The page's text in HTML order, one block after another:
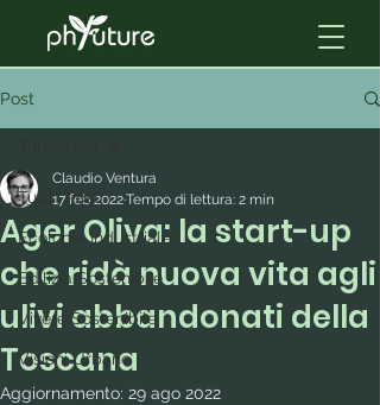
Post
Tutti i Post
Ecologia Industriale
Edilizia Sostenibile
Vivere Sostenibile
Visioni Urbane
Ager Oliva: la start-up
che ridà nuova vita agli
ulivi abbandonati della
Toscana
Claudio Ventura
17 feb 2022Tempo di lettura: 2 min
Aggiornamento: 29 ago 2022